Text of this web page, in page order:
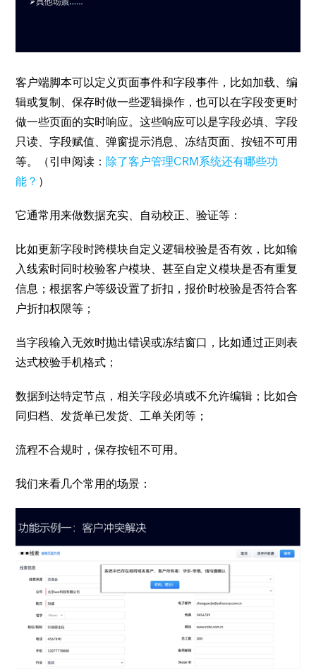
客户端脚本可以定义页面事件和字段事件，比如加载、编
辑或复制、保存时做一些逻辑操作，也可以在字段变更时
做一些页面的实时响应。这些响应可以是字段必填、字段
只读、字段赋值、弹窗提示消息、冻结页面、按钮不可用
等。（引申阅读： 除了客户管理CRM系统还有哪些功
能？ ）
它通常用来做数据充实、自动校正、验证等：
比如更新字段时跨模块自定义逻辑校验是否有效，比如输
入线索时同时校验客户模块、甚至自定义模块是否有重复
信息；根据客户等级设置了折扣，报价时校验是否符合客
户折扣权限等；
当字段输入无效时抛出错误或冻结窗口，比如通过正则表
达式校验手机格式；
数据到达特定节点，相关字段必填或不允许编辑；比如合
同归档、发货单已发货、工单关闭等；
流程不合规时，保存按钮不可用。
我们来看几个常用的场景：